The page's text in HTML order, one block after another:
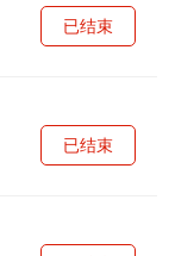
已结束
已结束